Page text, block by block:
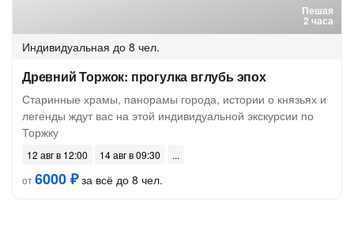
Пешая
2 часа
Индивидуальная до 8 чел.
Древний Торжок: прогулка вглубь эпох
Старинные храмы, панорамы города, истории о князьях и
легенды ждут вас на этой индивидуальной экскурсии по
Торжку
12 авг в 12:00
14 авг в 09:30
от6000 ₽за всё до 8 чел.